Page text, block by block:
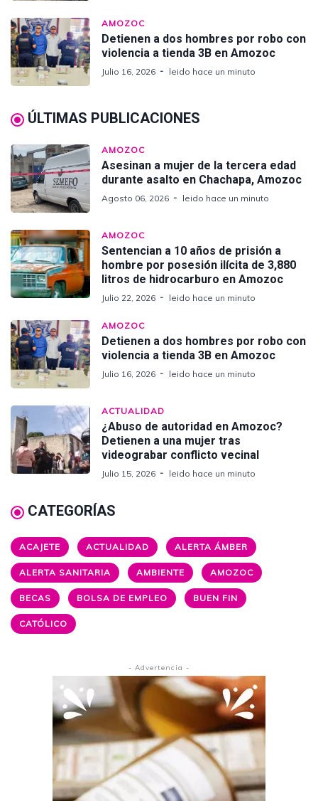
AMOZOC
Detienen a dos hombres por robo con
violencia a tienda 3B en Amozoc
Julio 16, 2026 leido hace un minuto
ÚLTIMAS PUBLICACIONES
AMOZOC
Asesinan a mujer de la tercera edad
durante asalto en Chachapa, Amozoc
Agosto 06, 2026 leido hace un minuto
AMOZOC
Sentencian a 10 años de prisión a
hombre por posesión ilícita de 3,880
litros de hidrocarburo en Amozoc
Julio 22, 2026 leido hace un minuto
AMOZOC
Detienen a dos hombres por robo con
violencia a tienda 3B en Amozoc
Julio 16, 2026 leido hace un minuto
ACTUALIDAD
¿Abuso de autoridad en Amozoc?
Detienen a una mujer tras
videograbar conflicto vecinal
Julio 15, 2026 leido hace un minuto
CATEGORÍAS
ACAJETE ACTUALIDAD ALERTA ÁMBER
ALERTA SANITARIA AMBIENTE AMOZOC
BECAS BOLSA DE EMPLEO BUEN FIN
CATÓLICO
- Advertencia -